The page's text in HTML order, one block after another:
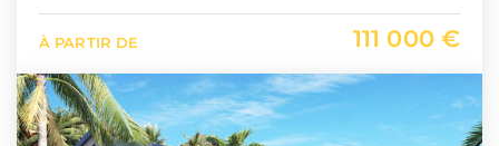
À PARTIR DE 111 000 €